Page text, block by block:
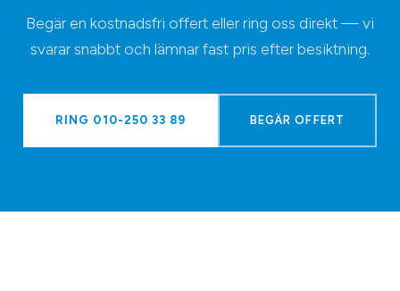
Begär en kostnadsfri offert eller ring oss direkt — vi
svarar snabbt och lämnar fast pris efter besiktning.
RING 010-250 33 89 BEGÄR OFFERT